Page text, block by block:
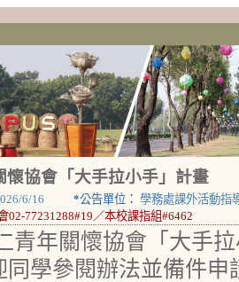
懷協會「大手拉小手」計畫
6/16 *公告單位： 學務處課外活動指
02-77231288#19／本校課指組#6462
青年關懷協會「大手
同學參閱辦法並備件申